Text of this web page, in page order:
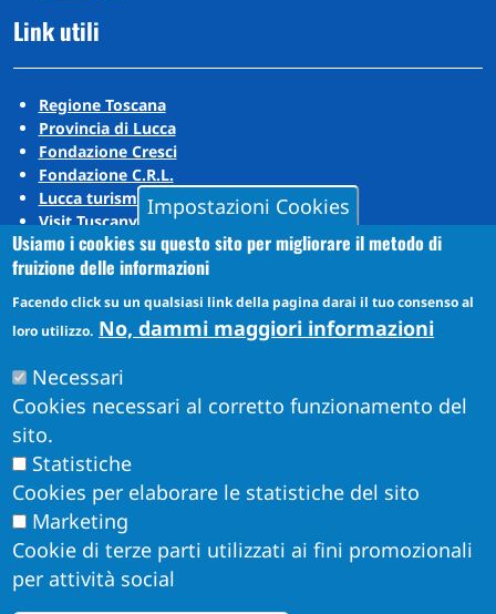
Link utili
Regione Toscana
Provincia di Lucca
Fondazione Cresci
Fondazione C.R.L.
Lucca turismo
Visit Tuscany
Puccini Lands
Social media
YouTube
Impostazioni Cookies
Usiamo i cookies su questo sito per migliorare il metodo di
fruizione delle informazioni
Facendo click su un qualsiasi link della pagina darai il tuo consenso al
loro utilizzo. No, dammi maggiori informazioni
Necessari
Cookies necessari al corretto funzionamento del
sito.
Statistiche
Cookies per elaborare le statistiche del sito
Marketing
Cookie di terze parti utilizzati ai fini promozionali
per attività social